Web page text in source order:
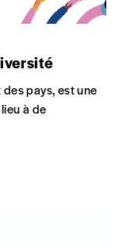
des pays, est une
à de